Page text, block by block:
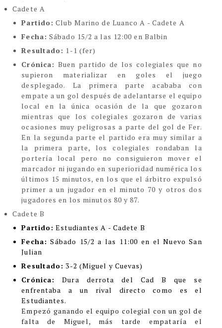
Cadete A
Partido: Club Marino de Luanco A - Cadete A
Fecha: Sábado 15/2 a las 12:00 en Balbin
Resultado: 1-1 (fer)
Crónica: Buen partido de los colegiales que no
supieron materializar en goles el juego
desplegado. La primera parte acababa con
empate a un gol después de adelantarse el equipo
local en la única ocasión de la que gozaron
mientras que los colegiales gozaron de varias
ocasiones muy peligrosas a parte del gol de Fer.
En la segunda parte el partido era muy similar a
la primera parte, los colegiales rondaban la
portería local pero no consiguieron mover el
marcador ni jugando en superioridad numérica los
últimos 15 minutos, en los que el árbitro expulsó
primer a un jugador en el minuto 70 y otros dos
jugadores en los minutos 80 y 87.
Cadete B
Partido: Estudiantes A - Cadete B
Fecha: Sábado 15/2 a las 11:00 en el Nuevo San
Julian
Resultado: 3-2 (Miguel y Cuevas)
Crónica:
Dura derrota del Cad B que se
enfrentaba a un rival directo como es el
Estudiantes.
Empezó ganando el equipo colegial con un gol de
falta de Miguel, más tarde empataría el